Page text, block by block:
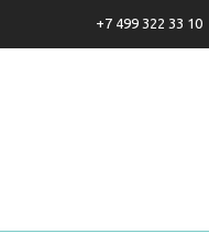
+7 499 322 33 10